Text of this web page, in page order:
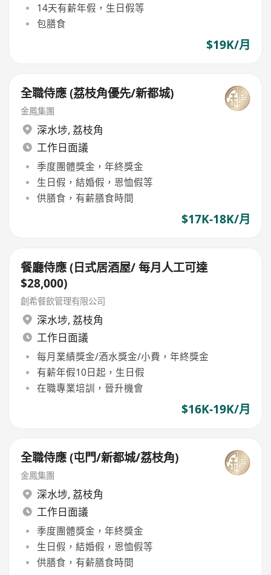
14天有薪年假，生日假等
包膳食
$19K/月
全職侍應 (荔枝角優先/新都城)
金鳳集團
深水埗, 荔枝角
工作日面議
季度團體獎金，年終獎金
生日假，結婚假，恩恤假等
供膳食，有薪膳食時間
$17K-18K/月
餐廳侍應 (日式居酒屋/ 每月人工可達
$28,000)
創希餐飲管理有限公司
深水埗, 荔枝角
工作日面議
每月業績獎金/酒水獎金/小費，年終獎金
有薪年假10日起，生日假
在職專業培訓，晉升機會
$16K-19K/月
全職侍應 (屯門/新都城/荔枝角)
金鳳集團
深水埗, 荔枝角
工作日面議
季度團體獎金，年終獎金
生日假，結婚假，恩恤假等
供膳食，有薪膳食時間